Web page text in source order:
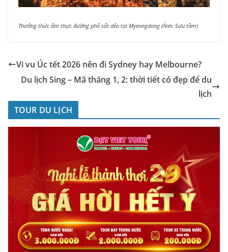
Thưởng thức ẩm thực đường phố sốt dẻo tại Myeongdong (Ảnh: Sưu tầm)
Vi vu Úc tết 2026 nên đi Sydney hay Melbourne?
Du lịch Sing – Mã tháng 1, 2: thời tiết có đẹp để du
lịch
TOUR DU LỊCH